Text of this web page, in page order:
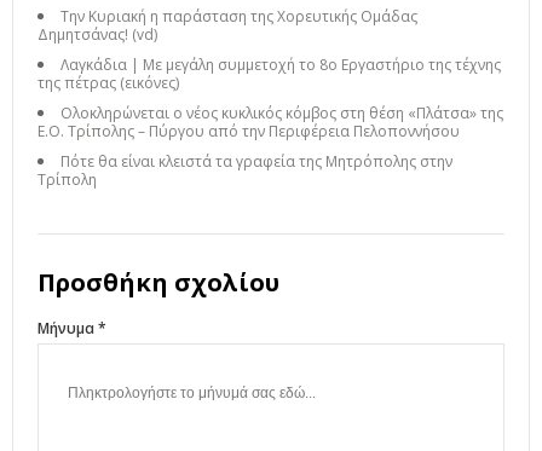
Την Κυριακή η παράσταση της Χορευτικής Ομάδας
Δημητσάνας! (vd)
Λαγκάδια | Με μεγάλη συμμετοχή το 8ο Εργαστήριο της τέχνης
της πέτρας (εικόνες)
Ολοκληρώνεται ο νέος κυκλικός κόμβος στη θέση «Πλάτσα» της
Ε.Ο. Τρίπολης – Πύργου από την Περιφέρεια Πελοποννήσου
Πότε θα είναι κλειστά τα γραφεία της Μητρόπολης στην
Τρίπολη
Προσθήκη σχολίου
Μήνυμα *